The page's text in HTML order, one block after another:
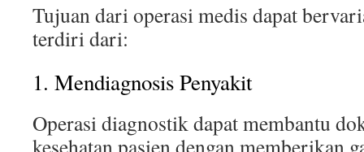
Tujuan dari operasi medis dapat
terdiri dari:
1. Mendiagnosis Penyakit
Operasi diagnostik dapat membantu
kesehatan pasien dengan memberikan